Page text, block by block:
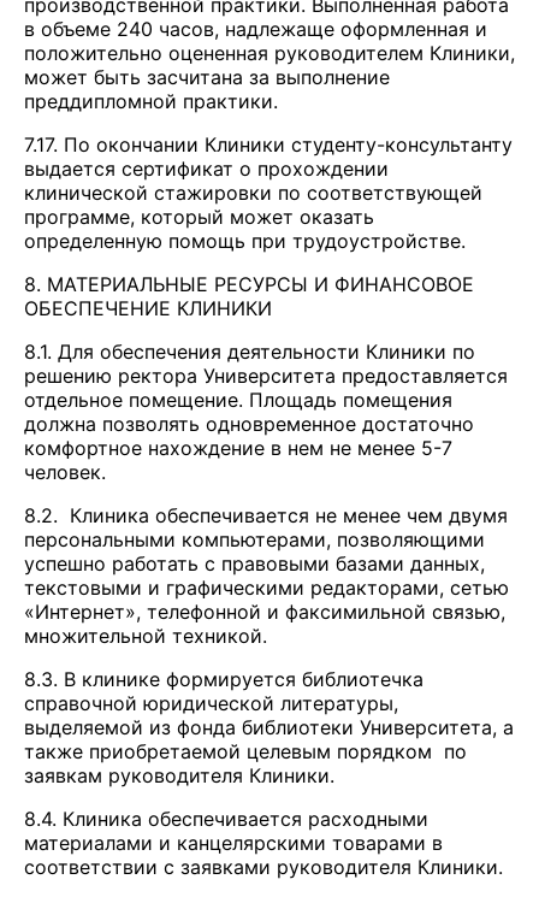
производственной практики. Выполненная работа
в объеме 240 часов, надлежаще оформленная и
положительно оцененная руководителем Клиники,
может быть засчитана за выполнение
преддипломной практики.
7.17. По окончании Клиники студенту-консультанту
выдается сертификат о прохождении
клинической стажировки по соответствующей
программе, который может оказать
определенную помощь при трудоустройстве.
8. МАТЕРИАЛЬНЫЕ РЕСУРСЫ И ФИНАНСОВОЕ
ОБЕСПЕЧЕНИЕ КЛИНИКИ
8.1. Для обеспечения деятельности Клиники по
решению ректора Университета предоставляется
отдельное помещение. Площадь помещения
должна позволять одновременное достаточно
комфортное нахождение в нем не менее 5-7
человек.
8.2. Клиника обеспечивается не менее чем двумя
персональными компьютерами, позволяющими
успешно работать с правовыми базами данных,
текстовыми и графическими редакторами, сетью
«Интернет», телефонной и факсимильной связью,
множительной техникой.
8.3. В клинике формируется библиотечка
справочной юридической литературы,
выделяемой из фонда библиотеки Университета, а
также приобретаемой целевым порядком по
заявкам руководителя Клиники.
8.4. Клиника обеспечивается расходными
материалами и канцелярскими товарами в
соответствии с заявками руководителя Клиники.